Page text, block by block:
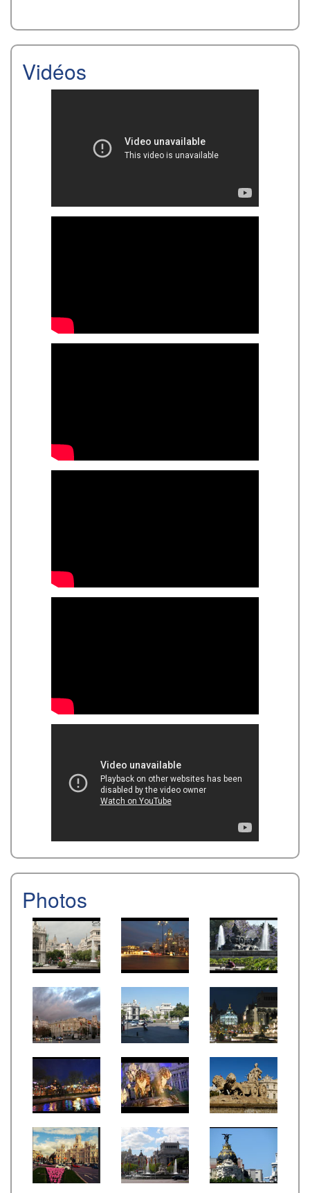
Vidéos
Photos